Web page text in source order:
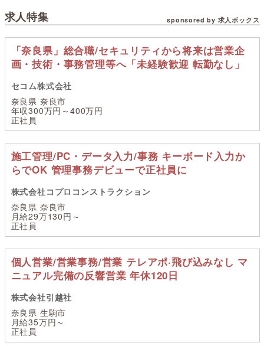
求人特集 sponsored by 求人ボックス
「奈良県」総合職/セキュリティから将来は営業企
画・技術・事務管理等へ「未経験歓迎 転勤なし」
セコム株式会社
奈良県 奈良市
年収300万円～400万円
正社員
施工管理/PC・データ入力/事務 キーボード入力か
らでOK 管理事務デビューで正社員に
株式会社コプロコンストラクション
奈良県 奈良市
月給29万130円～
正社員
個人営業/営業事務/営業 テレアポ·飛び込みなし マ
ニュアル完備の反響営業 年休120日
株式会社引越社
奈良県 生駒市
月給35万円～
正社員